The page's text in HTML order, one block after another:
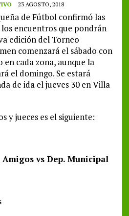
23 AGOSTO, 2018
de Fútbol confirmó las
encuentros que pondrán
edición del Torneo
comenzará el sábado con
en cada zona, aunque la
el domingo. Se estará
de ida el jueves 30 en Villa
y jueces es el siguiente:
vs Dep. Municipal